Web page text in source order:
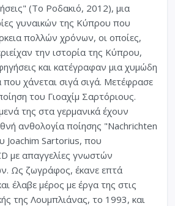
(Το Ροδακιό, 2012), μια
γυναικών της Κύπρου που
πολλών χρόνων, οι οποίες,
την ιστορία της Κύπρου,
και κατέγραφαν μια χυμώδη
χάνεται σιγά σιγά. Μετέφρασε
του Γιοαχίμ Σαρτόριους.
της στα γερμανικά έχουν
ανθολογία ποίησης "Nachrichten
Joachim Sartorius, που
με απαγγελίες γνωστών
Ως ζωγράφος, έκανε επτά
έλαβε μέρος με έργα της στις
της Λουμπλιάνας, το 1993, και